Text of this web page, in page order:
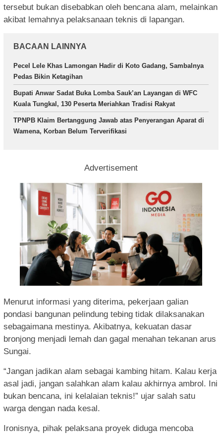
tersebut bukan disebabkan oleh bencana alam, melainkan
akibat lemahnya pelaksanaan teknis di lapangan.
BACAAN LAINNYA
Pecel Lele Khas Lamongan Hadir di Koto Gadang, Sambalnya
Pedas Bikin Ketagihan
Bupati Anwar Sadat Buka Lomba Sauk’an Layangan di WFC
Kuala Tungkal, 130 Peserta Meriahkan Tradisi Rakyat
TPNPB Klaim Bertanggung Jawab atas Penyerangan Aparat di
Wamena, Korban Belum Terverifikasi
Advertisement
Menurut informasi yang diterima, pekerjaan galian
pondasi bangunan pelindung tebing tidak dilaksanakan
sebagaimana mestinya. Akibatnya, kekuatan dasar
bronjong menjadi lemah dan gagal menahan tekanan arus
Sungai.
“Jangan jadikan alam sebagai kambing hitam. Kalau kerja
asal jadi, jangan salahkan alam kalau akhirnya ambrol. Ini
bukan bencana, ini kelalaian teknis!” ujar salah satu
warga dengan nada kesal.
Ironisnya, pihak pelaksana proyek diduga mencoba